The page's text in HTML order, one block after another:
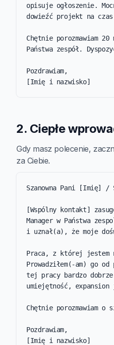
opisuje ogłoszenie.
dowieźć projekt na
Chętnie porozmawiam
Państwa zespół.
Pozdrawiam,
[Imię i nazwisko]
2. Ciepłe
Gdy masz polecenie,
za Ciebie.
Szanowna Pani [Imię] /
[Wspólny kontakt]
Manager w Państwa
i uznał(a), że moje
Praca, z której jestem
Prowadziłem(-am) go
tej pracy bardzo
umiejętność,
Chętnie porozmawiam o
Pozdrawiam,
[Imię i nazwisko]